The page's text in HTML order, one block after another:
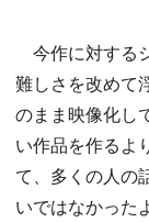
今作に対する
難しさを改めて
のまま映像化し
い作品を作るよ
て、多くの人の
いではなかった